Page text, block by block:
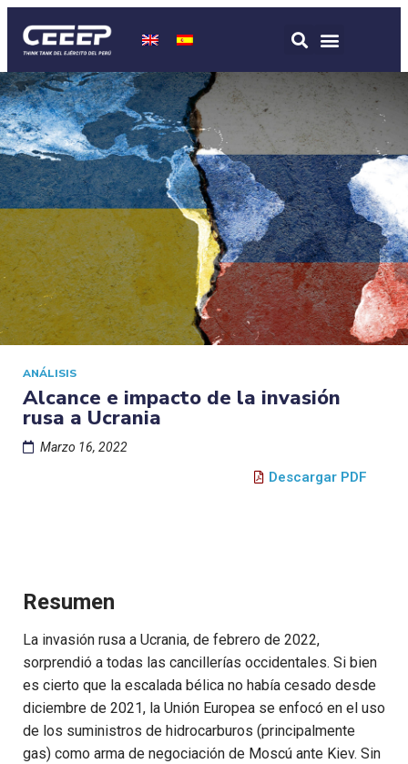
ANÁLISIS
Alcance e impacto de la invasión
rusa a Ucrania
Marzo 16, 2022
Descargar PDF
Resumen
La invasión rusa a Ucrania, de febrero de 2022,
sorprendió a todas las cancillerías occidentales. Si bien
es cierto que la escalada bélica no había cesado desde
diciembre de 2021, la Unión Europea se enfocó en el uso
de los suministros de hidrocarburos (principalmente
gas) como arma de negociación de Moscú ante Kiev. Sin